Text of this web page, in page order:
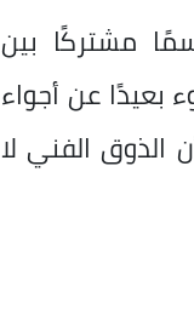
مشتركًا بين
عن أجواء
الذوق الفني لا